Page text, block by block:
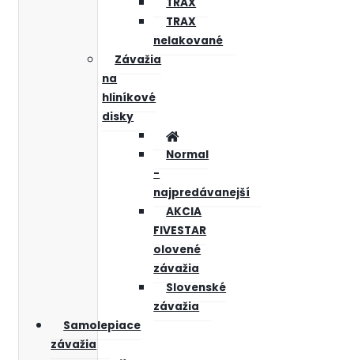
TRAX
TRAX
nelakované
Závažia
na
hliníkové
disky
Normal
-
najpredávanejší
AKCIA
FIVESTAR
olovené
závažia
Slovenské
závažia
Samolepiace
závažia